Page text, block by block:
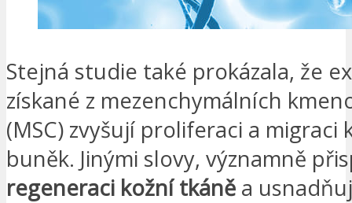
Stejná studie také prokázala, že
získané z mezenchymálních
(MSC) zvyšují proliferaci a migraci
buněk. Jinými slovy, významně
regeneraci kožní tkáně a